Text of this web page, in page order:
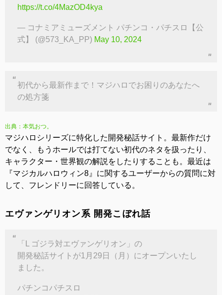
https://t.co/4MazOD4kya
— コナミアミューズメント パチンコ・パチスロ【公
式】 (@573_KA_PP) May 10, 2024
初代から最新作まで！マジハロでお困りのあなたへ
の処方箋
出典：本気おつ。
マジハロシリーズに特化した開発秘話サイト。最新作だけ
でなく、もうホールでは打てない初代のネタを扱ったり、
キャラクター・世界観の解説をしたりすることも。最近は
『マジカルハロウィン8』に関するユーザーからの質問に対
して、フレンドリーに回答している。
エヴァンゲリオン系 開発こぼれ話
「L ゴジラ対エヴァンゲリオン」の
開発秘話サイトが1月29日（月）にオープンいたし
ました。
パチンコパチスロ